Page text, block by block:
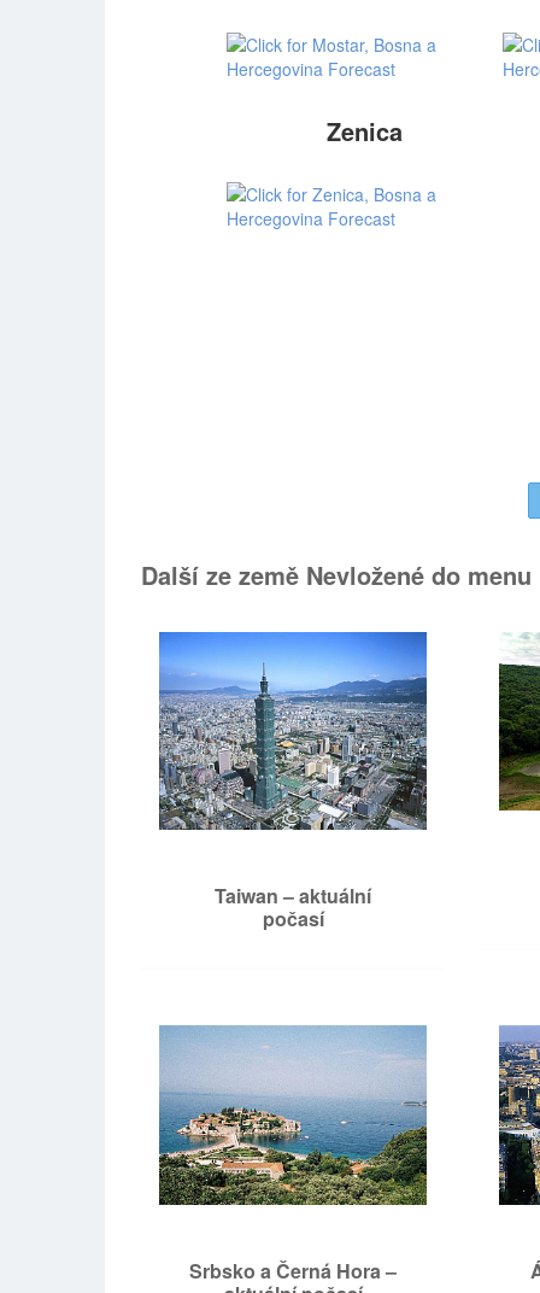
Zenica
Další ze země Nevložené do menu
Taiwan – aktuální
počasí
Srbsko a Černá Hora –